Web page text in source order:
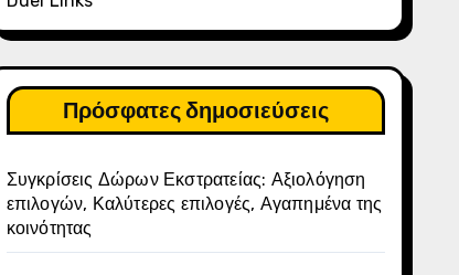
Πρόσφατες δημοσιεύσεις
Συγκρίσεις Δώρων Εκστρατείας: Αξιολόγηση
επιλογών, Καλύτερες επιλογές, Αγαπημένα της
κοινότητας